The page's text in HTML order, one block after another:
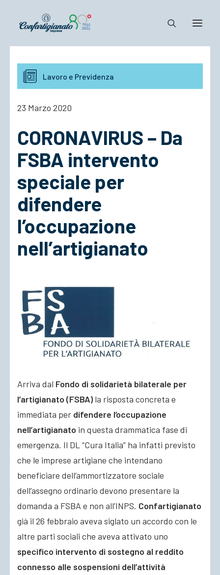
Notizie e Documenti
Confartigianato
Cosa Facciamo
ACCEDI
Lavoro e Previdenza
23 Marzo 2020
CORONAVIRUS – Da
FSBA intervento
speciale per
difendere
l’occupazione
nell’artigianato
Arriva dal Fondo di solidarietà bilaterale per
l’artigianato (FSBA) la risposta concreta e
immediata per difendere l’occupazione
nell’artigianato in questa drammatica fase di
emergenza. Il DL “Cura Italia” ha infatti previsto
che le imprese artigiane che intendano
beneficiare dell’ammortizzatore sociale
dell’assegno ordinario devono presentare la
domanda a FSBA e non all’INPS. Confartigianato
già il 26 febbraio aveva siglato un accordo con le
altre parti sociali che aveva attivato uno
specifico intervento di sostegno al reddito
connesso alle sospensioni dell’attività